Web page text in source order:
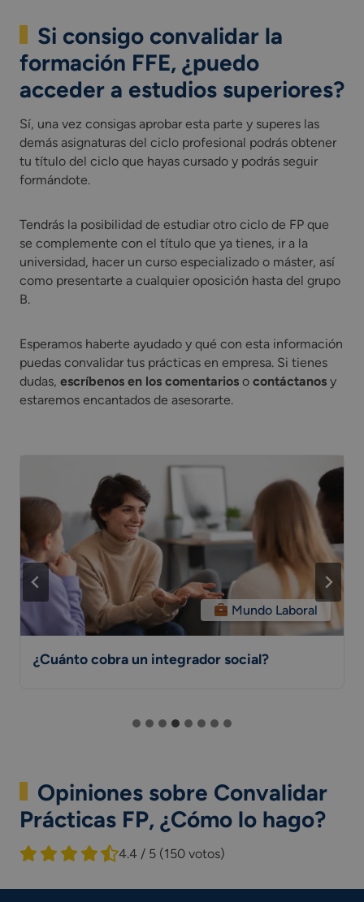
Si consigo convalidar la
formación FFE, ¿puedo
acceder a estudios superiores?
Sí, una vez consigas aprobar esta parte y superes las
demás asignaturas del ciclo profesional podrás obtener
tu título del ciclo que hayas cursado y podrás seguir
formándote.
Tendrás la posibilidad de estudiar otro ciclo de FP que
se complemente con el título que ya tienes, ir a la
universidad, hacer un curso especializado o máster, así
como presentarte a cualquier oposición hasta del grupo
B.
Esperamos haberte ayudado y qué con esta información
puedas convalidar tus prácticas en empresa. Si tienes
dudas, escríbenos en los comentarios o contáctanos y
estaremos encantados de asesorarte.
Mundo Laboral
¿Cuánto cobra un integrador social?
Opiniones sobre Convalidar
Prácticas FP, ¿Cómo lo hago?
4.4 / 5 (150 votos)